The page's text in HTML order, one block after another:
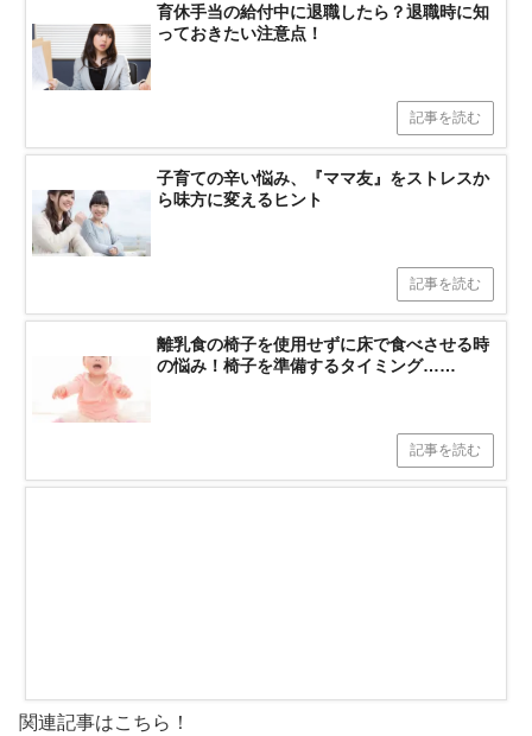
育休手当の給付中に退職したら？退職時に知
っておきたい注意点！
記事を読む
子育ての辛い悩み、『ママ友』をストレスか
ら味方に変えるヒント
記事を読む
離乳食の椅子を使用せずに床で食べさせる時
の悩み！椅子を準備するタイミング……
記事を読む
関連記事はこちら！